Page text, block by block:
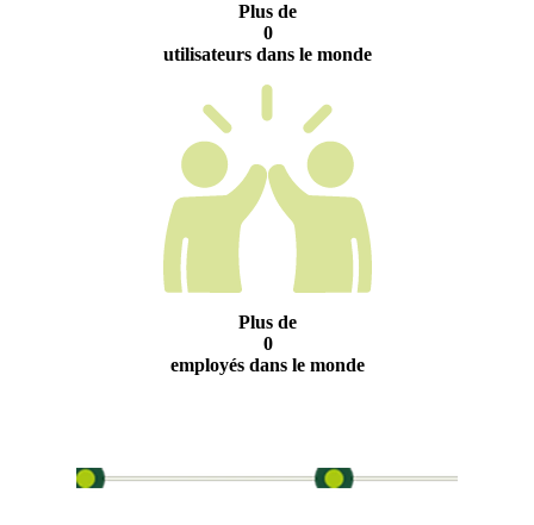
Plus de
0
utilisateurs dans le monde
Plus de
0
employés dans le monde